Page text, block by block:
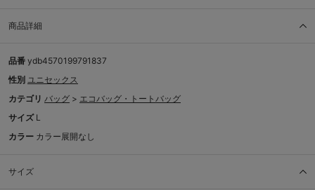
商品詳細
品番 ydb4570199791837
性別 ユニセックス
カテゴリ バッグ > エコバッグ・トートバッグ
サイズ L
カラー カラー展開なし
サイズ